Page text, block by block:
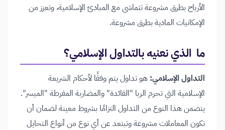
الأرباح بطرق مشروعة تتماشى مع المبادئ الإسلامية، وتعزز من
الإمكانيات المادية بطرق مشروعة.
ما الذي نعنيه بالتداول الإسلامي؟
التداول الإسلامي: هو تداول يتم وفقًا لأحكام الشريعة
الإسلامية التي تحرم الربا "الفائدة" والمضاربة المفرطة "الميسر".
يتضمن هذا النوع من التداول التزامًا بشروط معينة لضمان أن
تكون المعاملات مشروعة وتبتعد عن أي نوع من أنواع التحايل